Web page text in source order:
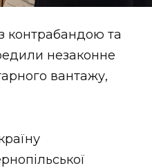
контрабандою та
незаконне
вантажу,